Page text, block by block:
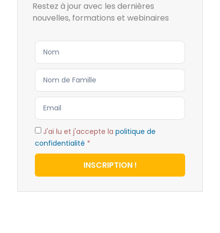
Restez à jour avec les dernières
nouvelles, formations et webinaires
J'ai lu et j'accepte la politique de
confidentialité *
INSCRIPTION !